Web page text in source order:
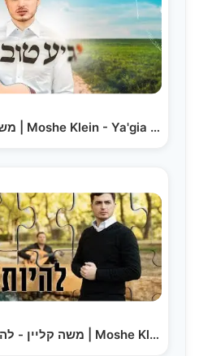
משה קליין – יגיע טוב היום | Moshe Klein - Ya'gia Tov Hayom
משה קליין - להיות שלם הקליפ הרשמי | Moshe Klein -…